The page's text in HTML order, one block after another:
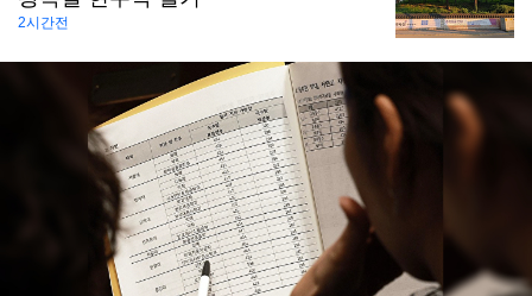
2시간전